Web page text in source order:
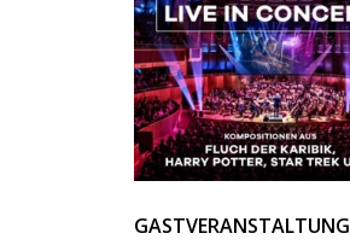
GASTVERANSTALTUNG